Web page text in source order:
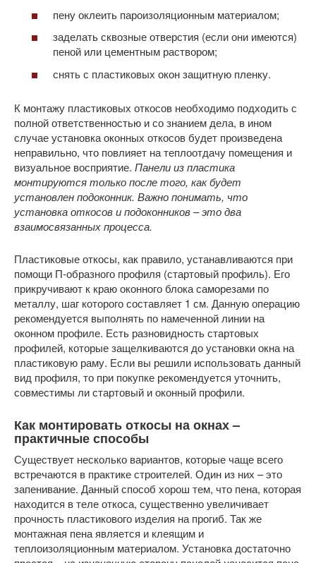
пену оклеить пароизоляционным материалом;
заделать сквозные отверстия (если они имеются)
пеной или цементным раствором;
снять с пластиковых окон защитную пленку.
К монтажу пластиковых откосов необходимо подходить с
полной ответственностью и со знанием дела, в ином
случае установка оконных откосов будет произведена
неправильно, что повлияет на теплоотдачу помещения и
визуальное восприятие. Панели из пластика
монтируются только после того, как будет
установлен подоконник. Важно понимать, что
установка откосов и подоконников – это два
взаимосвязанных процесса.
Пластиковые откосы, как правило, устанавливаются при
помощи П-образного профиля (стартовый профиль). Его
прикручивают к краю оконного блока саморезами по
металлу, шаг которого составляет 1 см. Данную операцию
рекомендуется выполнять по намеченной линии на
оконном профиле. Есть разновидность стартовых
профилей, которые защелкиваются до установки окна на
пластиковую раму. Если вы решили использовать данный
вид профиля, то при покупке рекомендуется уточнить,
совместимы ли стартовый и оконный профили.
Как монтировать откосы на окнах –
практичные способы
Существует несколько вариантов, которые чаще всего
встречаются в практике строителей. Один из них – это
запенивание. Данный способ хорош тем, что пена, которая
находится в теле откоса, существенно увеличивает
прочность пластикового изделия на прогиб. Так же
монтажная пена является и клеящим и
теплоизоляционным материалом. Установка достаточно